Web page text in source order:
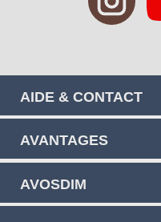
AIDE & CONTACT
AVANTAGES
AVOSDIM